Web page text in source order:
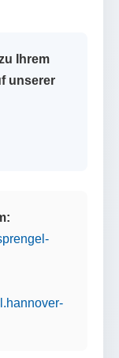
Ihrem
unserer